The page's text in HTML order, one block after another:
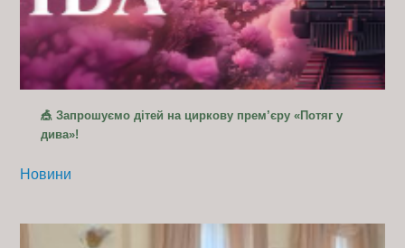
🎪 Запрошуємо дітей на циркову прем’єру «Потяг у
дива»!
Новини